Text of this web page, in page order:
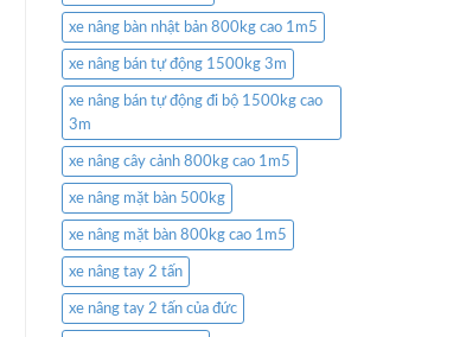
xe nâng bàn nhật bản 800kg cao 1m5
xe nâng bán tự động 1500kg 3m
xe nâng bán tự động đi bộ 1500kg cao
3m
xe nâng cây cảnh 800kg cao 1m5
xe nâng mặt bàn 500kg
xe nâng mặt bàn 800kg cao 1m5
xe nâng tay 2 tấn
xe nâng tay 2 tấn của đức